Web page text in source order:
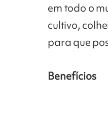
em todo o
cultivo,
para que
Benefícios